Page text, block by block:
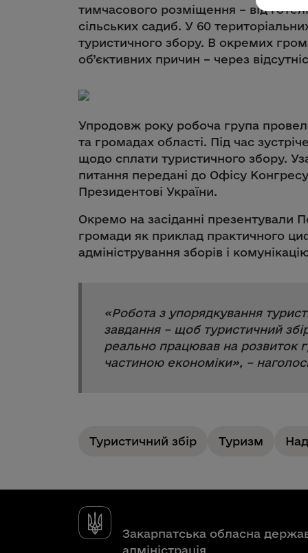
тимчасового розміщення – від
сільських садиб. У 60
туристичного збору. В окремих
об’єктивних причин – через
Упродовж року робоча група
та громадах області. Під час
щодо сплати туристичного збору.
питання передані до Офісу
Президентові України.
Окремо на засіданні презентували
громади як приклад практичного
адміністрування зборів і
«Робота з упорядкування
завдання – щоб туристичний
реально працював на розвиток
частиною економіки», –
Туристичний збір Туризм
Закарпатська обласна
адміністрація